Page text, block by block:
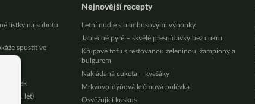
lístky na sobotu
spustit ve
spánek
31 let)
Nejnovější recepty
Letní nudle s bambusovými výhonky
Jablečné pyré – skvělé přesnídávky bez cukru
Křupavé tofu s restovanou zeleninou, žampiony a
bulgurem
Nakládaná cuketa – kvašáky
Mrkvovo-dýňová krémová polévka
Osvěžující kuskus